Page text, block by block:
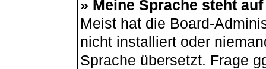
» Meine Sprache steht
Meist hat die Board-
nicht installiert oder
Sprache übersetzt. Frage